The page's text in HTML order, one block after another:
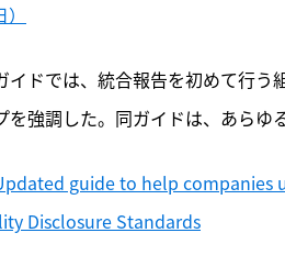
ドでは、統合報告を初めて行う
を強調した。同ガイドは、あらゆ
guide to help companies
Disclosure Standards